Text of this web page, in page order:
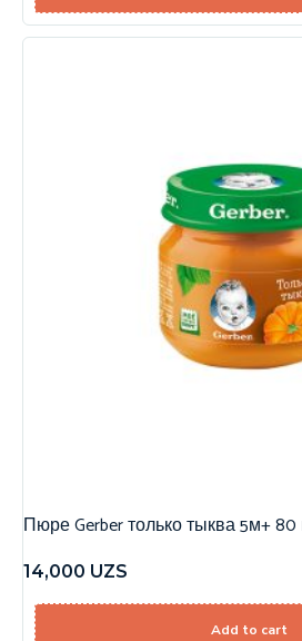
Пюре Gerber только тыква 5м+ 80
14,000 UZS
Add to cart